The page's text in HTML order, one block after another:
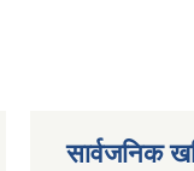
सार्वजनिक